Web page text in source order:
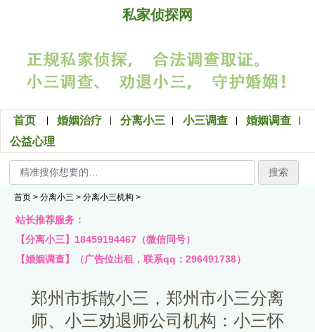
私家侦探网
首页 婚姻治疗 分离小三 小三调查
婚姻调查
公益心理
搜索
首页 > 分离小三 > 分离小三机构 >
站长推荐服务：
【分离小三】18459194467（微信同号）
【婚姻调查】（广告位出租，联系qq：296491738）
郑州市拆散小三，郑州市小三分离
师、小三劝退师公司机构：小三怀